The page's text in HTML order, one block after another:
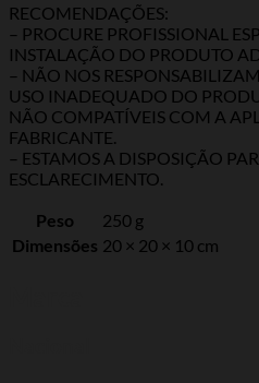
RECOMENDAÇÕES:
– PROCURE PROFISSIONAL
INSTALAÇÃO DO PRODUTO
– NÃO NOS
USO INADEQUADO DO
NÃO COMPATÍVEIS COM A
FABRICANTE.
– ESTAMOS A DISPOSIÇÃO
ESCLARECIMENTO.
Peso
250 g
Dimensões 20 × 20 × 10 cm